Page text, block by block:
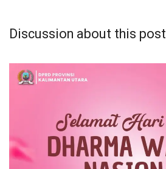
Discussion about this post